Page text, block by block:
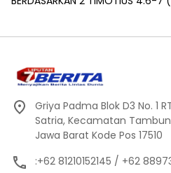
Griya Padma Blok D3 No. 1
Satria, Kecamatan
Jawa Barat Kode Pos 17510
:+62 81210152145 / +62